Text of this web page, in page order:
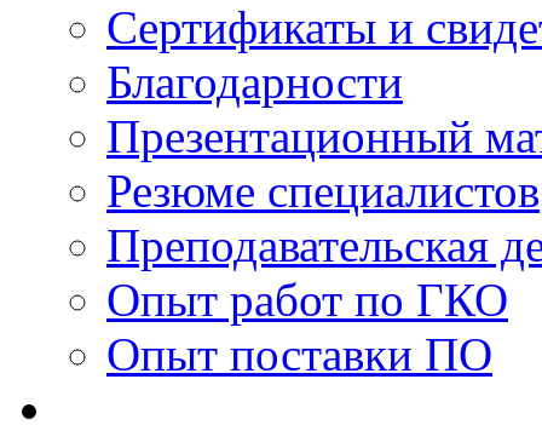
Сертификаты и
Благодарности
Презентационный
Резюме специалистов
Преподавательская
Опыт работ по ГКО
Опыт поставки ПО